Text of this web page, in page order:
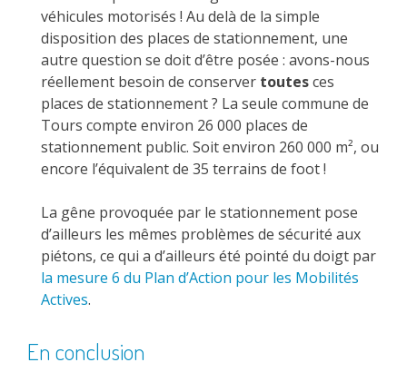
véhicules motorisés ! Au delà de la simple
disposition des places de stationnement, une
autre question se doit d’être posée : avons-nous
réellement besoin de conserver toutesces
places de stationnement ? La seule commune de
Tours compte environ 26 000 places de
stationnement public. Soit environ 260 000 m², ou
encore l’équivalent de 35 terrains de foot !
La gêne provoquée par le stationnement pose
d’ailleurs les mêmes problèmes de sécurité aux
piétons, ce qui a d’ailleurs été pointé du doigt par
la mesure 6 du Plan d’Action pour les Mobilités
Actives.
En conclusion